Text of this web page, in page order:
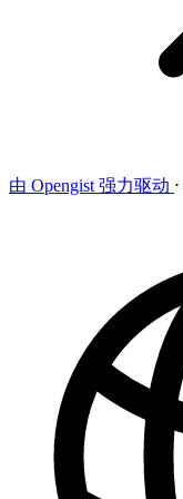
由 Opengist 强力驱动 ⋅